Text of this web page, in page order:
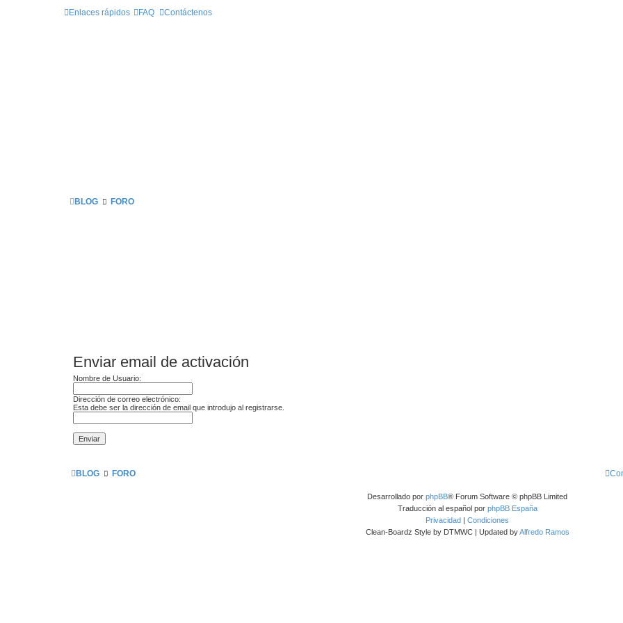
Enlaces rápidos FAQ Contáctenos
BLOG FORO
Enviar email de activación
Nombre de Usuario:
Dirección de correo electrónico:
Esta debe ser la dirección de email que introdujo al registrarse.
BLOG FORO
Desarrollado por phpBB® Forum Software © phpBB Limited
Traducción al español por phpBB España
Privacidad | Condiciones
Clean-Boardz Style by DTMWC | Updated byAlfredo Ramos